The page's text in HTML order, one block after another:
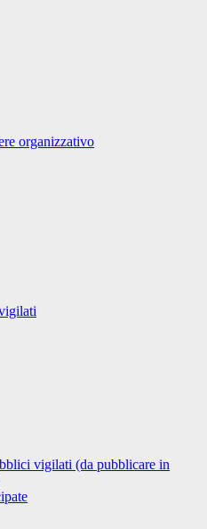
organizzativo
vigilati (da pubblicare in